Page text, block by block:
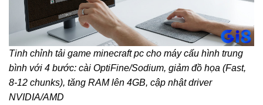
Tinh chỉnh tải game minecraft pc cho máy cấu hình trung
bình với 4 bước: cài OptiFine/Sodium, giảm đồ họa (Fast,
8-12 chunks), tăng RAM lên 4GB, cập nhật driver
NVIDIA/AMD